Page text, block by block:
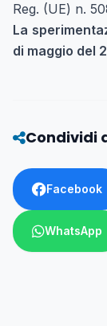
Reg. (UE) n.
La
di maggio del
Condividi
Facebook
WhatsApp